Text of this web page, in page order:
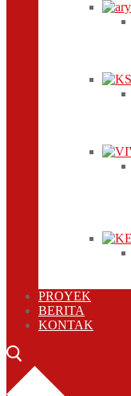
PROYEK
BERITA
KONTAK